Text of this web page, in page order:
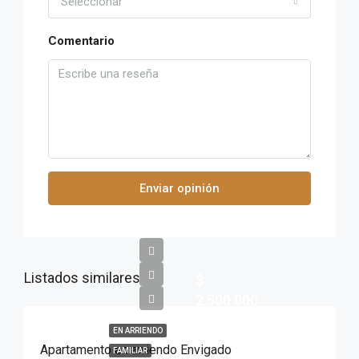
Comentario
Enviar opinión
Listados similares
EN ARRIENDO
FAMILIAR
Apartamento en arriendo Envigado